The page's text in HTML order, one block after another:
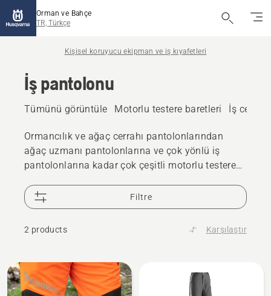
Orman ve Bahçe
TR, Türkçe
Kişisel koruyucu ekipman ve iş kıyafetleri
İş pantolonu
Tümünü görüntüle Motorlu testere baretleri İş
Ormancılık ve ağaç cerrahı pantolonlarından
ağaç uzmanı pantolonlarına ve çok yönlü iş
pantolonlarına kadar çok çeşitli motorlu testere
tasarlanan bu ürünler, dış mekan işleri için
idealdir.
Filtre
2 products Karşılaştır
All
products